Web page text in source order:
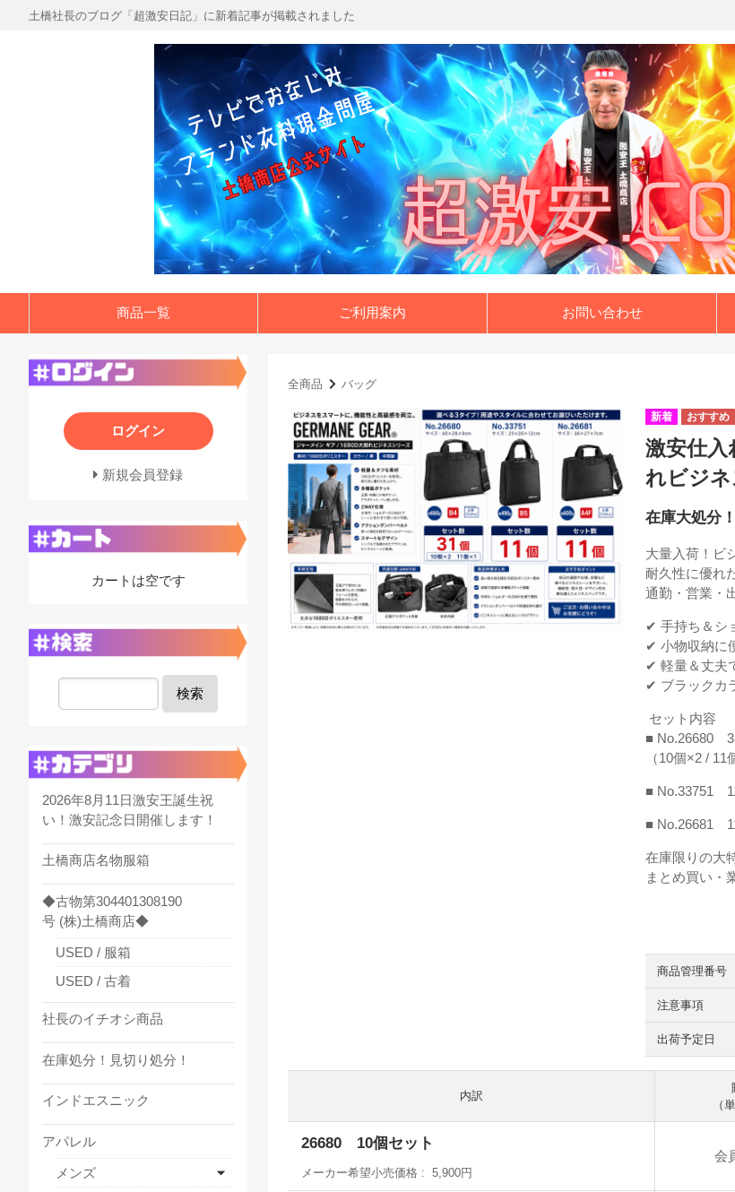
土橋社長のブログ「超激安日記」に新着記事が掲載されました
商品一覧 ご利用案内 お問い合わせ
全商品 バッグ
激安仕
れビジ
在庫大処分
大量入荷！ビ
耐久性に優れ
通勤・営業・
✔ 手持ち＆シ
✔ 小物収納に
✔ 軽量＆丈夫
✔ ブラックカ
セット内容
■ No.26680
（10個×2 / 11
■ No.33751
■ No.26681
在庫限りの大
まとめ買い・
商品管理番号
注意事項
出荷予定日
内訳
（
26680 10個セット
メーカー希望小売価格 5,900円
会
ログイン
新規会員登録
カートは空です
検索
2026年8月11日激安王誕生祝
い！激安記念日開催します！
土橋商店名物服箱
◆古物第304401308190
号 (株)土橋商店◆
USED / 服箱
USED / 古着
社長のイチオシ商品
在庫処分！見切り処分！
インドエスニック
アパレル
メンズ